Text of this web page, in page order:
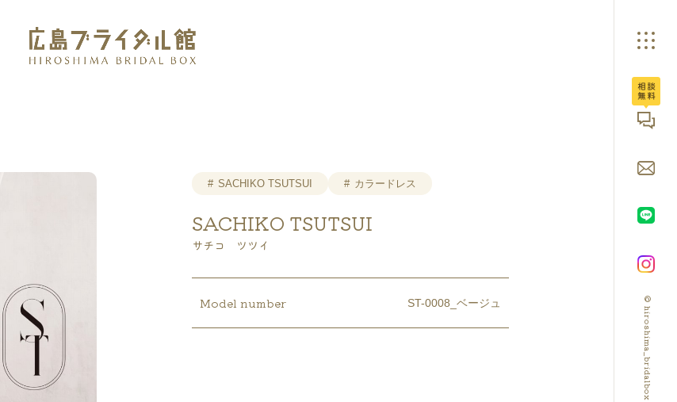
広島の結婚式やウェディングドレスの相談・確認なら、広島ブライダル館へ
SACHIKO TSUTSUI カラードレス
SACHIKO TSUTSUI
サチコ ツツイ
Model number ST-0008_ベージュ © hiroshima_bridalbox